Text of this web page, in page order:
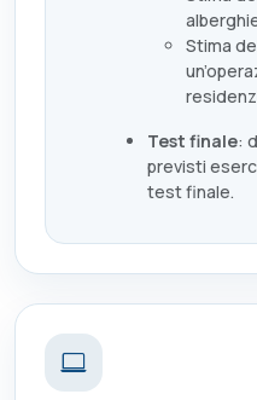
Stima
Test finale:
previsti
test finale.